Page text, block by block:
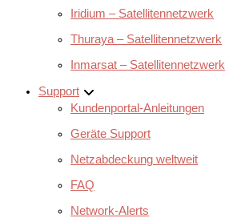
Iridium – Satellitennetzwerk
Thuraya – Satellitennetzwerk
Inmarsat – Satellitennetzwerk
Support
Kundenportal-Anleitungen
Geräte Support
Netzabdeckung weltweit
FAQ
Network-Alerts